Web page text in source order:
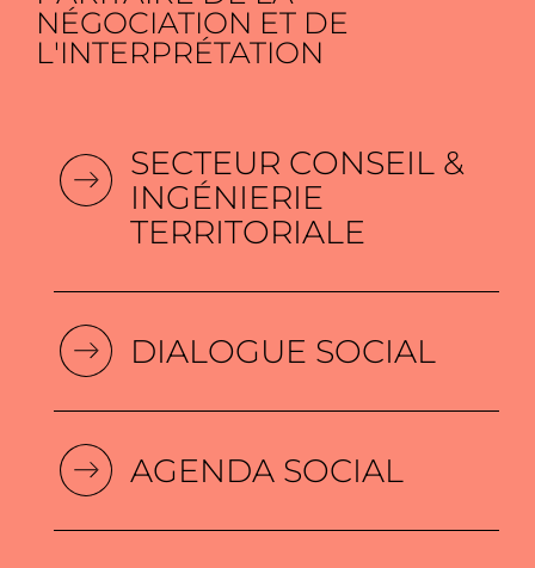
NÉGOCIATION ET DE
L'INTERPRÉTATION
SECTEUR CONSEIL &
INGÉNIERIE
TERRITORIALE
DIALOGUE SOCIAL
AGENDA SOCIAL